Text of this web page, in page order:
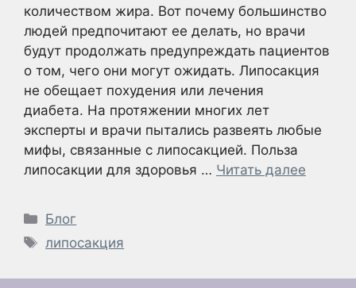
количеством жира. Вот почему большинство
людей предпочитают ее делать, но врачи
будут продолжать предупреждать пациентов
о том, чего они могут ожидать. Липосакция
не обещает похудения или лечения
диабета. На протяжении многих лет
эксперты и врачи пытались развеять любые
мифы, связанные с липосакцией. Польза
липосакции для здоровья … Читать далее
Рубрики
Блог
Метки
липосакция